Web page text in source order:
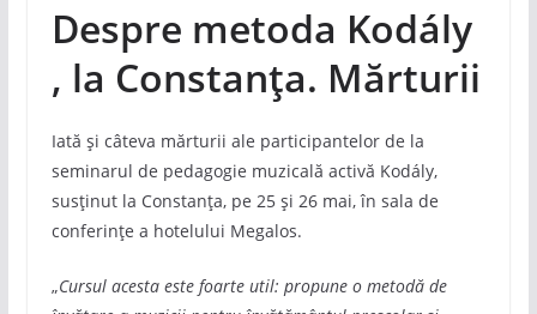
Despre metoda Kodály
, la Constanța. Mărturii
Iată și câteva mărturii ale participantelor de la
seminarul de pedagogie muzicală activă Kodály,
susținut la Constanța, pe 25 și 26 mai, în sala de
conferințe a hotelului Megalos.
„Cursul acesta este foarte util: propune o metodă de